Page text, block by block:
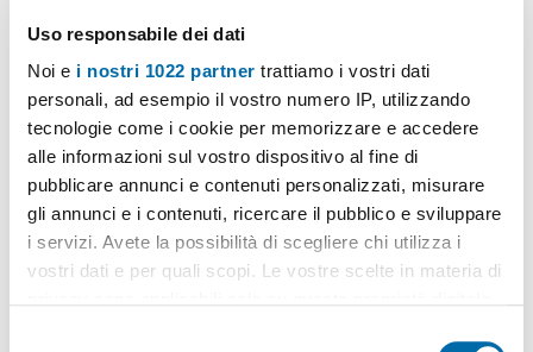
Uso responsabile dei dati
Noi e i nostri 1022 partner trattiamo i vostri dati
personali, ad esempio il vostro numero IP, utilizzando
tecnologie come i cookie per memorizzare e accedere
alle informazioni sul vostro dispositivo al fine di
pubblicare annunci e contenuti personalizzati, misurare
gli annunci e i contenuti, ricercare il pubblico e sviluppare
i servizi. Avete la possibilità di scegliere chi utilizza i
vostri dati e per quali scopi. Le vostre scelte in materia di
Appartamento con terrazzo Centro - porto vecchio
Appartamento arredato con terrazzo San Remo
Appartamento arredato con terrazzo San Remo
Bilocale arredato Centro - porto vecchio
Bilocale arredato con terrazzo San Remo
Appartamento Centro - porto vecchio
Appartamento San Remo
Appartamento San Remo
Appartamento Centro - porto vecchio
Bilocale arredato San Remo
Bilocale arredato Centro - teatro ariston